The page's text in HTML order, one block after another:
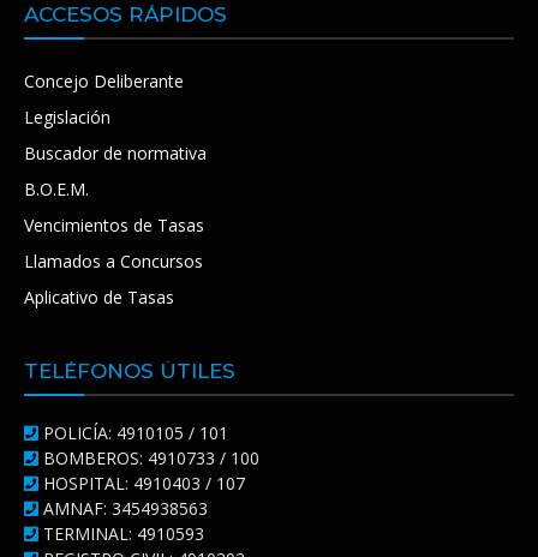
ACCESOS RÁPIDOS
Concejo Deliberante
Legislación
Buscador de normativa
B.O.E.M.
Vencimientos de Tasas
Llamados a Concursos
Aplicativo de Tasas
TELÉFONOS ÚTILES
POLICÍA: 4910105 / 101
BOMBEROS: 4910733 / 100
HOSPITAL: 4910403 / 107
AMNAF: 3454938563
TERMINAL: 4910593